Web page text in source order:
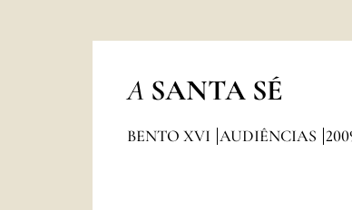
A SANTA SÉ
BENTO XVI AUDIÊNCIAS